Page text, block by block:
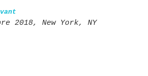
2018, New York, NY